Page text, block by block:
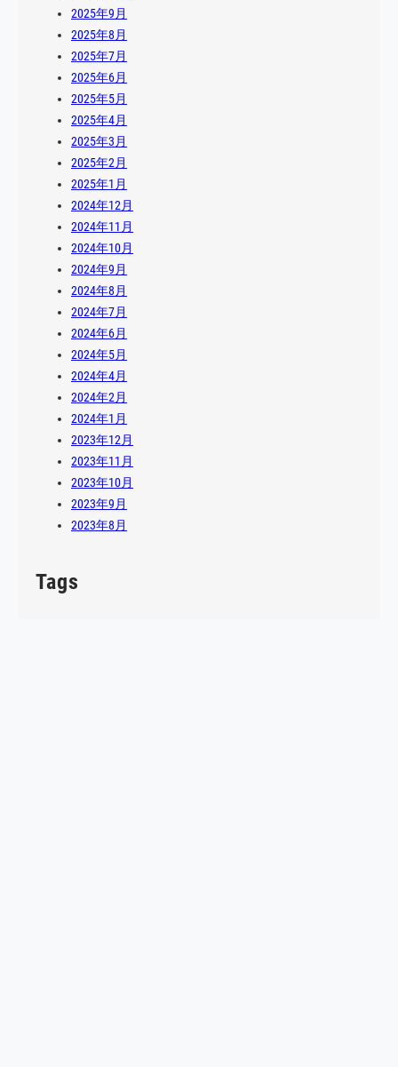
2025年9月
2025年8月
2025年7月
2025年6月
2025年5月
2025年4月
2025年3月
2025年2月
2025年1月
2024年12月
2024年11月
2024年10月
2024年9月
2024年8月
2024年7月
2024年6月
2024年5月
2024年4月
2024年2月
2024年1月
2023年12月
2023年11月
2023年10月
2023年9月
2023年8月
Tags